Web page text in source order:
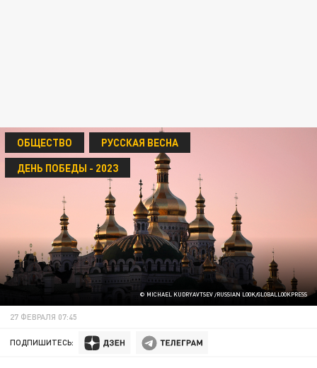
© MICHAEL KUDRYAVTSEV /RUSSIAN LOOK/GLOBALLOOKPRESS
ОБЩЕСТВО
РУССКАЯ ВЕСНА
ДЕНЬ ПОБЕДЫ - 2023
27 ФЕВРАЛЯ 07:45
ПОДПИШИТЕСЬ: